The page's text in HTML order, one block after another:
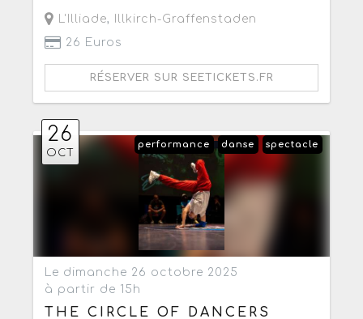
L'Illiade,
Illkirch-Graffenstaden
26 Euros
RÉSERVER SUR SEETICKETS.FR
26
OCT
spectacle
danse
performance
Le dimanche 26 octobre 2025
à partir de 15h
THE CIRCLE OF DANCERS